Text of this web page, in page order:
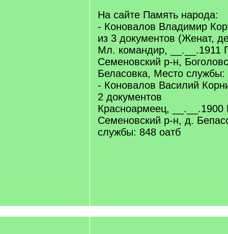
q
На сайте Память народа:
- Коновалов Владимир
из 3 документов (Женат,
Мл. командир, __.__.1911
Семеновский р-н,
Беласовка, Место службы:
- Коновалов Василий
2 документов
Красноармеец, __.__.1900
Семеновский р-н, д.
службы: 848 оатб